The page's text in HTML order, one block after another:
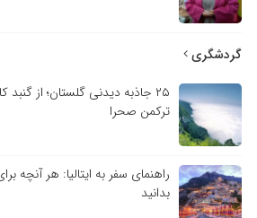
گردشگری
۲۵ جاذبه دیدنی گلستان؛ از
ترکمن صحرا
راهنمای سفر به ایتالیا: هر آنچه
بدانید